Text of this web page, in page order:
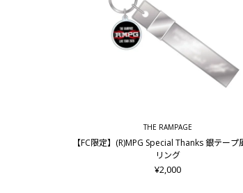
THE RAMPAGE
【FC限定】(R)MPG Special Thanks 銀テープ
リング
¥2,000